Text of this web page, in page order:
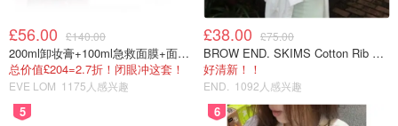
£56.00 £140.00
200ml卸妆膏+100ml急救面膜+面霜+洁颜布
总价值£204=2.7折！闭眼冲这套！
EVE LOM 1175人感兴趣
£38.00 £75.00
BROW END. SKIMS Cotton Rib 长款背心连衣裙 薄荷绿
好清新！！
END. 1092人感兴趣
5 6